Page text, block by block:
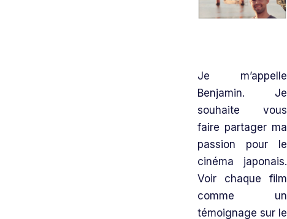
Je m’appelle
Benjamin. Je
souhaite vous
faire partager ma
passion pour le
cinéma japonais.
Voir chaque film
comme un
témoignage sur le